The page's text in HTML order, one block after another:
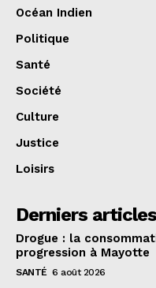
Océan Indien
Politique
Santé
Société
Culture
Justice
Loisirs
Derniers articles
Drogue : la
progression à Mayotte
SANTÉ 6 août 2026